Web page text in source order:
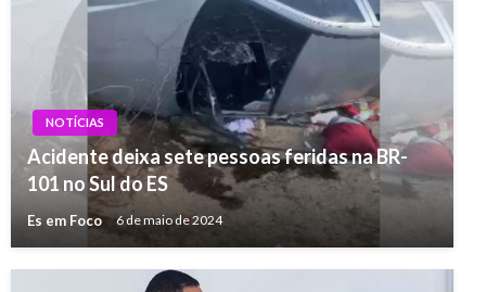
NOTÍCIAS
Acidente deixa sete pessoas feridas na BR-
101 no Sul do ES
Es em Foco 6 de maio de 2024